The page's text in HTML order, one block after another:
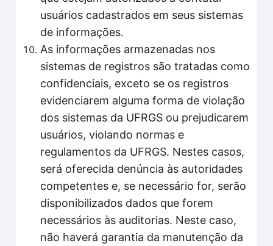
usuários cadastrados em seus sistemas
de informações.
As informações armazenadas nos
sistemas de registros são tratadas como
confidenciais, exceto se os registros
evidenciarem alguma forma de violação
dos sistemas da UFRGS ou prejudicarem
usuários, violando normas e
regulamentos da UFRGS. Nestes casos,
será oferecida denúncia às autoridades
competentes e, se necessário for, serão
disponibilizados dados que forem
necessários às auditorias. Neste caso,
não haverá garantia da manutenção da